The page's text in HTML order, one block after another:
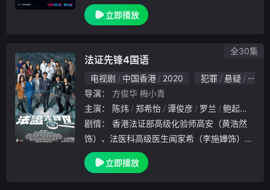
來是住在同一幢唐樓的朋友，可是因為唐樓倒
塌，眾人由此失散，在10多年後再相遇。
立即播放
法证先锋4国语
电视剧 中国香港 2020 犯罪 悬疑
香港
导演：
方俊华 梅小青
主演：
陈炜 郑希怡 谭俊彦 罗兰 鲍起静
剧情：
饰）、法医科高级医生闻家希（李施嬅饰）、
西九龙重案组高級督察郭辉煌（谭俊彦饰），
这「灭罪铁三角」带领着精英团队，用专业的
立即播放
全30集